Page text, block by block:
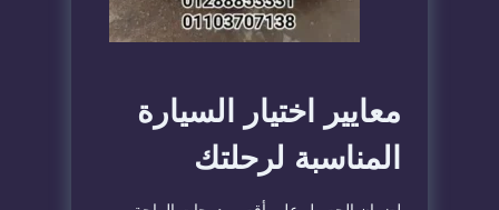
معايير اختيار السيارة
المناسبة لرحلتك